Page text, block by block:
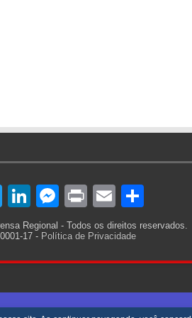
TwitterLinkedIn
Messenger
PrintEmail
Regional - Todos os direitos reservados.
17 - Política de Privacidade